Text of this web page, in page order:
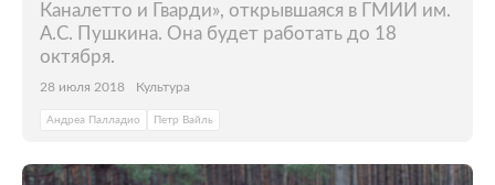
Каналетто и Гварди», открывшаяся в ГМИИ им.
А.С. Пушкина. Она будет работать до 18
октября.
28 июля 2018 Культура
Андреа Палладио Петр Вайль